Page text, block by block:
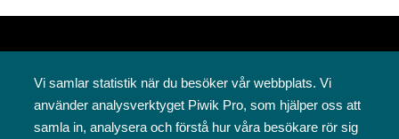
Vi samlar statistik när du besöker vår webbplats. Vi
använder analysverktyget Piwik Pro, som hjälper oss att
samla in, analysera och förstå hur våra besökare rör sig